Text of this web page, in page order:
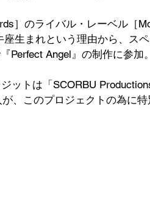
］のライバル・レーベル［
生まれという理由から、スペ
Perfect Angel』の制作に参加。
ットは「SCORBU
、このプロジェクトの為に